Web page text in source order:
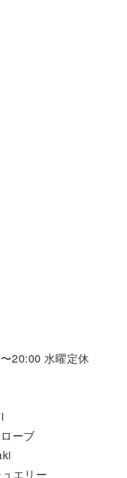
20:00 水曜定休
ーブ
エリー